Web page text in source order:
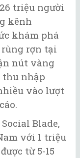
triệu người
kênh
khám phá
rợn tại
nút vàng
thu nhập
vào lượt
Blade,
với 1 triệu
từ 5-15